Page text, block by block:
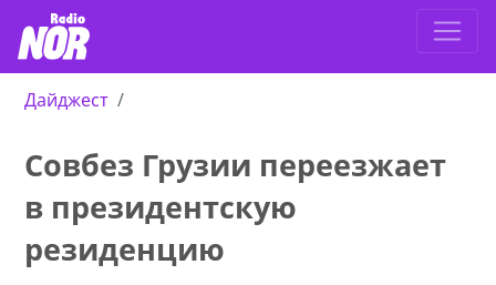
Дайджест
Совбез Грузии переезжает
в президентскую
резиденцию